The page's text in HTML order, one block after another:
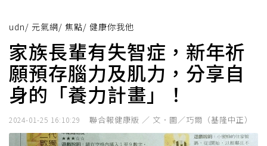
udn/ 元氣網/ 焦點/ 健康你我他
家族長輩有失智症，新年祈
願預存腦力及肌力，分享自
身的「養力計畫」！
2024-01-25 16:10:29 聯合報健康版 ／ 文．圖／巧爾（基隆中正）